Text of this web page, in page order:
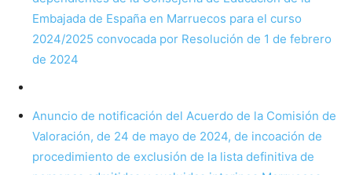
Embajada de España en Marruecos para el curso
2024/2025 convocada por Resolución de 1 de febrero
de 2024
Anuncio de notificación del Acuerdo de la Comisión de
Valoración, de 24 de mayo de 2024, de incoación de
procedimiento de exclusión de la lista definitiva de